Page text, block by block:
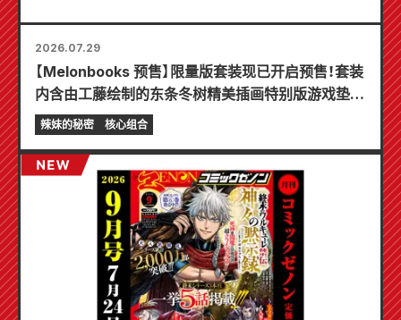
2026.07.29
【Melonbooks 预售】限量版套装现已开启预售！套装
内含由工藤绘制的东条冬树精美插画特别版游戏垫！
《辣妹新娘的秘密》最新第6卷将于10月20日发售！
辣妹的秘密 核心组合